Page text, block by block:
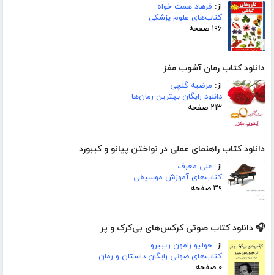
از: فرهاد همت خواه
کتاب‌های علوم پزشکی
۱۹۶ صفحه
دانلود کتاب رمان آشوب مغز
از: مرضیه گلچی
دانلود رایگان بهترین رمان‌ها
۲۱۳ صفحه
دانلود کتاب راهنمای عملی در نواختن پیانو و کیبورد
از: علی معرف
کتاب‌های آموزش موسیقی
۳۹ صفحه
🎧 دانلود کتاب صوتی کرکس‌های بی‌کرک و پر
از: خولیو رامون ریبیرو
کتاب‌های صوتی رایگان داستان و رمان
۰ صفحه